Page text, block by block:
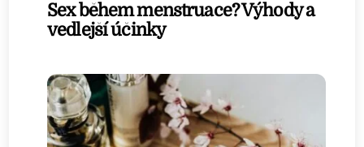
Sex během menstruace? Výhody a
vedlejší účinky